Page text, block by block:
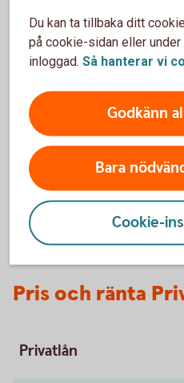
Kan jag höja mitt
lösa dina nuvarande lån och
Höja bolån? Ring 0771-
Hitta ditt
bankkontor
Pris och ränta
Privatlån
Du kan ta tillbaka ditt
på cookie-sidan eller under
inloggad. Så hanterar vi
Godkänn
Bara
Cookie-